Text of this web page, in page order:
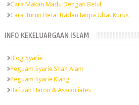
Cara Makan Madu Dengan Betul
Cara Turun Berat BadanTanpa Ubat Kurus
INFO KEKELUARGAAN ISLAM
Blog Syarie
Peguam Syarie Shah Alam
Peguam Syarie Klang
Hafizah Haron & Asscociates